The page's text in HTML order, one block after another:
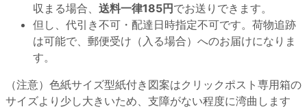
収まる場合、 送料一律185円 でお送りできます。
但し、代引き不可・配達日時指定不可です。荷物追跡
は可能で、郵便受け（入る場合）へのお届けになりま
す。
（注意）色紙サイズ型紙付き図案はクリックポスト専用箱の
サイズより少し大きいため、支障がない程度に湾曲します